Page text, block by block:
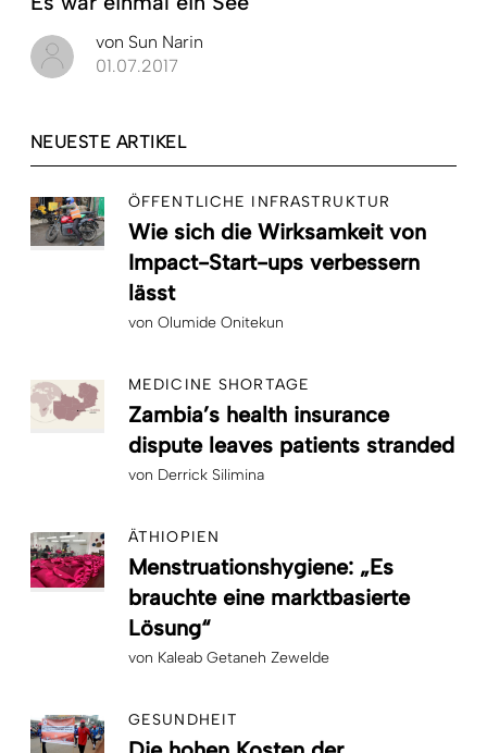
von Sun Narin
01.07.2017
NEUESTE ARTIKEL
ÖFFENTLICHE INFRASTRUKTUR
Wie sich die Wirksamkeit von
Impact-Start-ups verbessern
lässt
von Olumide Onitekun
MEDICINE SHORTAGE
Zambia’s health insurance
dispute leaves patients stranded
von Derrick Silimina
ÄTHIOPIEN
Menstruationshygiene: „Es
brauchte eine marktbasierte
Lösung“
von Kaleab Getaneh Zewelde
GESUNDHEIT